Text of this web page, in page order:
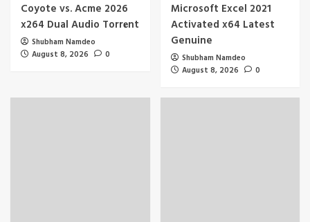
Coyote vs. Acme 2026
x264 Dual Audio Torr𝐞nt
Shubham Namdeo
August 8, 2026
0
Microsoft Excel 2021
Activated x64 Latest
Genuine
Shubham Namdeo
August 8, 2026
0